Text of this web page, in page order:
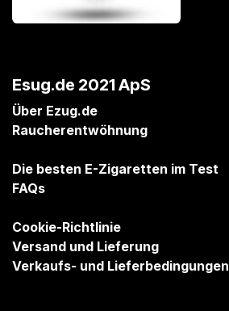
Esug.de 2021 ApS
Über Ezug.de
Raucherentwöhnung
Die besten E-Zigaretten im Test
FAQs
Cookie-Richtlinie
Versand und Lieferung
Verkaufs- und Lieferbedingungen